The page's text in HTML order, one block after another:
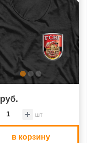
шт
в корзину